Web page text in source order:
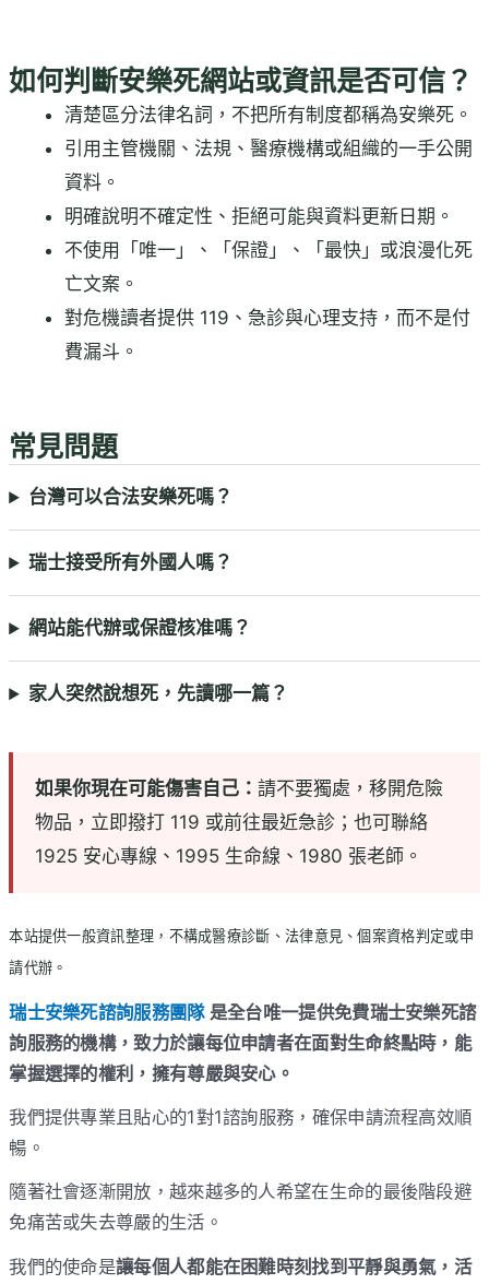
如何判斷安樂死網站或資訊是否可信？
清楚區分法律名詞，不把所有制度都稱為安樂死。
引用主管機關、法規、醫療機構或組織的一手公開
資料。
明確說明不確定性、拒絕可能與資料更新日期。
不使用「唯一」、「保證」、「最快」或浪漫化死
亡文案。
對危機讀者提供 119、急診與心理支持，而不是付
費漏斗。
常見問題
台灣可以合法安樂死嗎？
瑞士接受所有外國人嗎？
網站能代辦或保證核准嗎？
家人突然說想死，先讀哪一篇？
如果你現在可能傷害自己：請不要獨處，移開危險
物品，立即撥打 119 或前往最近急診；也可聯絡
1925 安心專線、1995 生命線、1980 張老師。
本站提供一般資訊整理，不構成醫療診斷、法律意見、個案資格判定或申
請代辦。
瑞士安樂死諮詢服務團隊是全台唯一提供免費瑞士安樂死諮
詢服務的機構，致力於讓每位申請者在面對生命終點時，能
掌握選擇的權利，擁有尊嚴與安心。
我們提供專業且貼心的1對1諮詢服務，確保申請流程高效順
暢。
隨著社會逐漸開放，越來越多的人希望在生命的最後階段避
免痛苦或失去尊嚴的生活。
我們的使命是讓每個人都能在困難時刻找到平靜與勇氣，活